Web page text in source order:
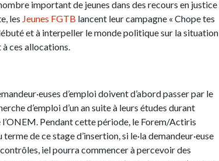
important de jeunes dans des recours en justice
les Jeunes FGTB lancent leur campagne « Chope tes
et à interpeller le monde politique sur la situation
à ces allocations.
d’emploi doivent d’abord passer par le
d’emploi d’un an suite à leurs études durant
Pendant cette période, le Forem/Actiris
de ce stage d’insertion, si le·la demandeur·euse
iel pourra commencer à percevoir des